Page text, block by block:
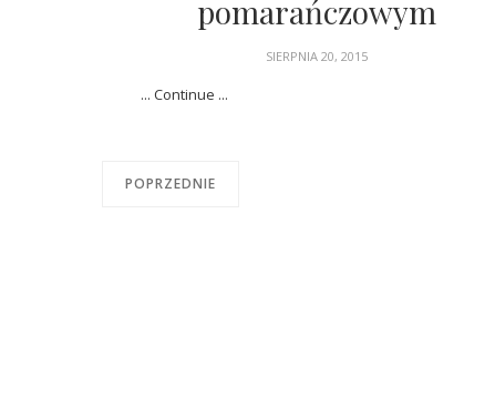
pomarańczowym
SIERPNIA 20, 2015
... Continue ...
POPRZEDNIE